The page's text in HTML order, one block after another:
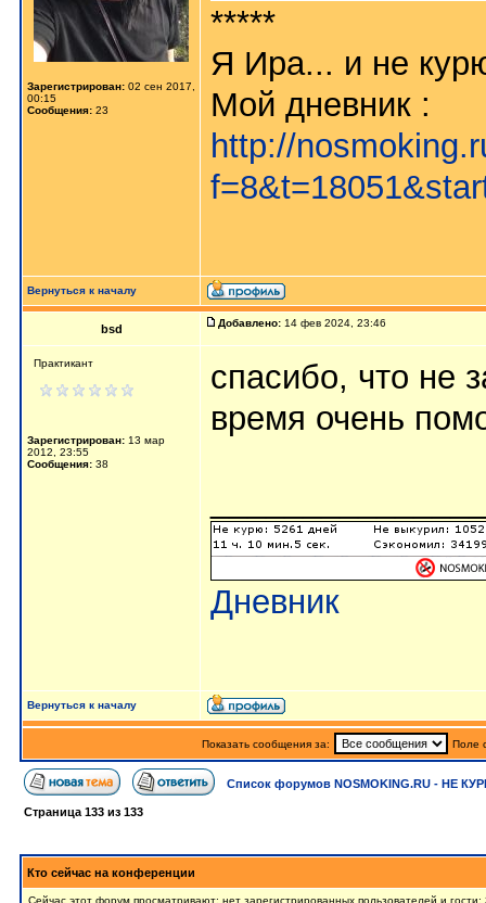
Зарегистрирован: 02 сен 2017,
00:15
Сообщения: 23
*****
Я Ира... и не
Мой дневник :
http://
Вернуться к началу
bsd Добавлено: 14 фев 2024, 23:46
Практикант
Зарегистрирован: 13 мар
2012, 23:55
Сообщения: 38
спасибо, что не
время очень
Дневник
Вернуться к началу
Показать сообщения за: Поле
Список форумов NOSMOKING.RU - НЕ
Страница 133 из 133
Кто сейчас на конференции
Сейчас этот форум просматривают: нет зарегистрированных пользователей и гости: